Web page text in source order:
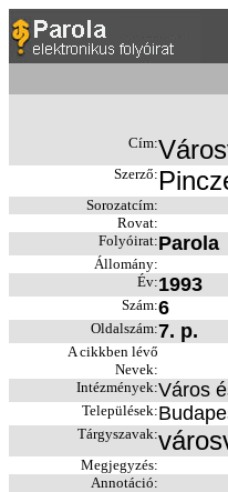
Cím:
Szerző:
Sorozatcím:
Rovat:
Folyóirat:Parola
Állomány:
Év:1993
Szám:6
Oldalszám:7. p.
A cikkben lévő
Nevek:
Intézmények:Város
Települések:
Tárgyszavak:
Megjegyzés:
Annotáció: